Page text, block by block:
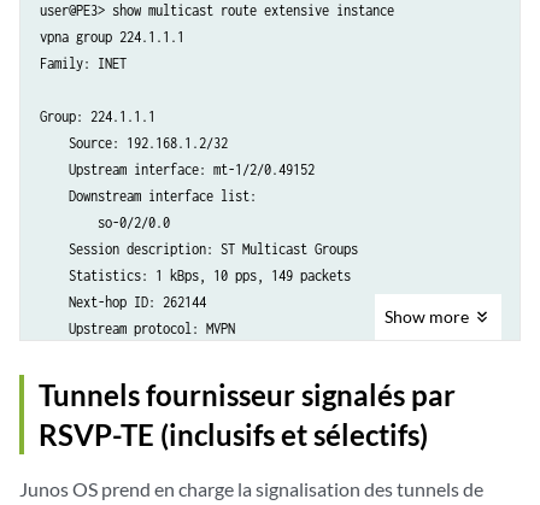
Instance: PIM.vpna Family: INET6
R = Rendezvous Point Tree, S = Sparse, W = Wildcard
user@PE3> show multicast route extensive instance
vpna group 224.1.1.1
Family: INET
Group: 224.1.1.1
    Source: 192.168.1.2/32
    Upstream interface: mt-1/2/0.49152
    Downstream interface list:
        so-0/2/0.0
    Session description: ST Multicast Groups
    Statistics: 1 kBps, 10 pps, 149 packets
    Next-hop ID: 262144
    Upstream protocol: MVPN
    Forwarding state: Forwarding
    Cache lifetime/timeout: forever
    Wrong incoming interface notifications: 0
Show more
Tunnels fournisseur signalés par
RSVP-TE (inclusifs et sélectifs)
Junos OS prend en charge la signalisation des tunnels de